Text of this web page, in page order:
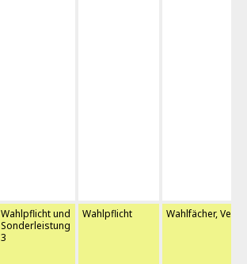
Wahlpflicht und
Sonderleistung
3
Wahlpflicht Wahlfächer,